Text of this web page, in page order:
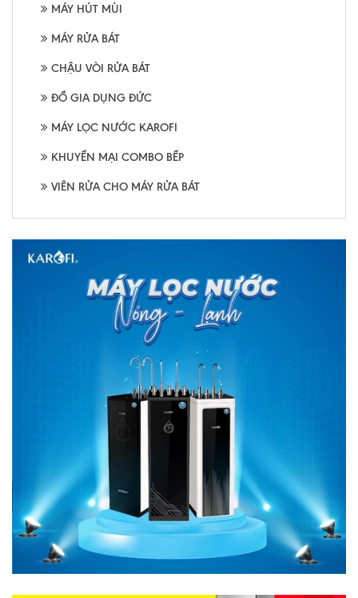
MÁY HÚT MÙI
MÁY RỬA BÁT
CHẬU VÒI RỬA BÁT
ĐỒ GIA DỤNG ĐỨC
MÁY LỌC NƯỚC KAROFI
KHUYẾN MẠI COMBO BẾP
VIÊN RỬA CHO MÁY RỬA BÁT